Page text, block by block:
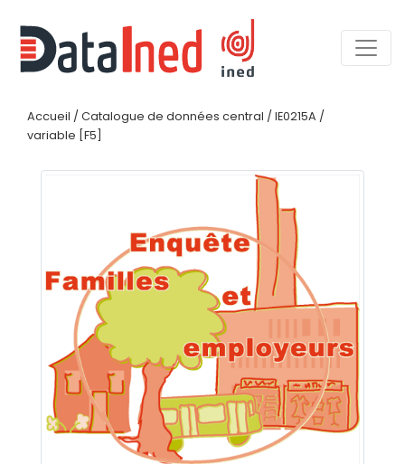
Accueil / Catalogue de données central / IE0215A /
variable [F5]